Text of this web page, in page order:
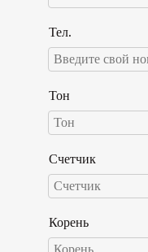
Тел.
Тон
Счетчик
Корень